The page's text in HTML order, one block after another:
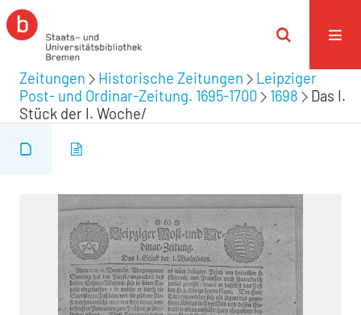
Zeitungen Historische Zeitungen
Leipziger
Post- und Ordinar-Zeitung. 1695-1700
1698
Das I.
Stück der I. Woche/